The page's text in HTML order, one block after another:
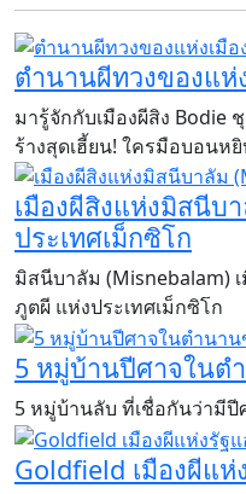
ตำนานผีทวงของแห่
มารู้จักกับเมืองผีสิง Bodie
ร้างสุดเฮี้ยน! ใครมือบอนห
เมืองผีสิงแห่งมิสนีบ
ประเทศเม็กซิโก
มิสนีบาลัม (Misnebalam)
ภูตผี แห่งประเทศเม็กซิโก
5 หมู่บ้านปีศาจในต
​​​​​​​5 หมู่บ้านลับ ที่เชื่อกันว่ามี
Goldfield เมืองผีแ